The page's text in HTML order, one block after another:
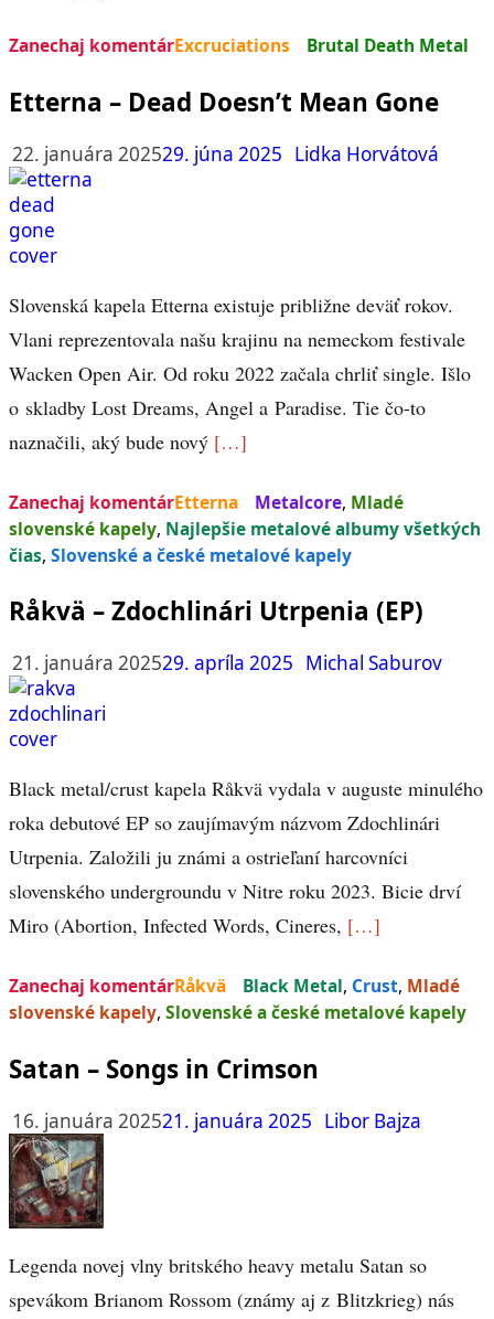
Zanechaj komentárExcruciations Brutal Death Metal
Etterna – Dead Doesn’t Mean Gone
22. januára 202529. júna 2025 Lidka Horvátová
Slovenská kapela Etterna existuje približne deväť rokov.
Vlani reprezentovala našu krajinu na nemeckom festivale
Wacken Open Air. Od roku 2022 začala chrliť single. Išlo
o skladby Lost Dreams, Angel a Paradise. Tie čo-to
naznačili, aký bude nový […]
Zanechaj komentárEtterna Metalcore, Mladé
slovenské kapely, Najlepšie metalové albumy všetkých
čias, Slovenské a české metalové kapely
Råkvä – Zdochlinári Utrpenia (EP)
21. januára 202529. apríla 2025 Michal Saburov
Black metal/crust kapela Råkvä vydala v auguste minulého
roka debutové EP so zaujímavým názvom Zdochlinári
Utrpenia. Založili ju známi a ostrieľaní harcovníci
slovenského undergroundu v Nitre roku 2023. Bicie drví
Miro (Abortion, Infected Words, Cineres, […]
Zanechaj komentárRåkvä Black Metal, Crust, Mladé
slovenské kapely, Slovenské a české metalové kapely
Satan – Songs in Crimson
16. januára 202521. januára 2025 Libor Bajza
Legenda novej vlny britského heavy metalu Satan so
spevákom Brianom Rossom (známy aj z Blitzkrieg) nás